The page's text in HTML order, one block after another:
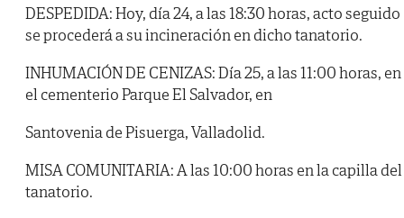
DESPEDIDA: Hoy, día 24, a las 18:30 horas, acto seguido
se procederá a su incineración en dicho tanatorio.
INHUMACIÓN DE CENIZAS: Día 25, a las 11:00 horas, en
el cementerio Parque El Salvador, en
Santovenia de Pisuerga, Valladolid.
MISA COMUNITARIA: A las 10:00 horas en la capilla del
tanatorio.